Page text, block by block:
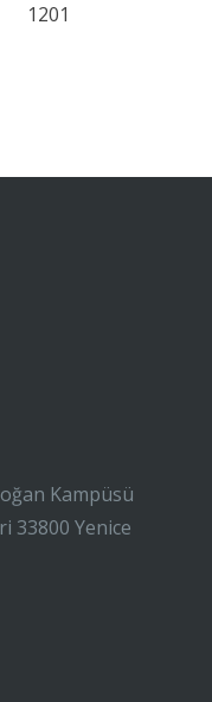
1201
Kampüsü
33800 Yenice